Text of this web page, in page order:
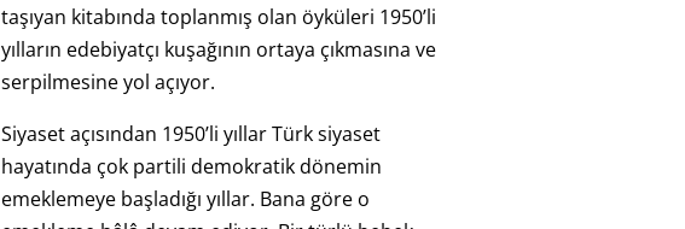
taşıyan kitabında toplanmış olan öyküleri 1950’li
yılların edebiyatçı kuşağının ortaya çıkmasına ve
serpilmesine yol açıyor.
Siyaset açısından 1950’li yıllar Türk siyaset
hayatında çok partili demokratik dönemin
emeklemeye başladığı yıllar. Bana göre o